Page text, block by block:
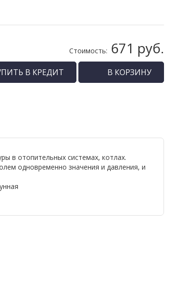
Стоимость: 671 руб.
В КРЕДИТ В КОРЗИНУ
в отопительных системах, котлах.
одновременно значения и давления, и